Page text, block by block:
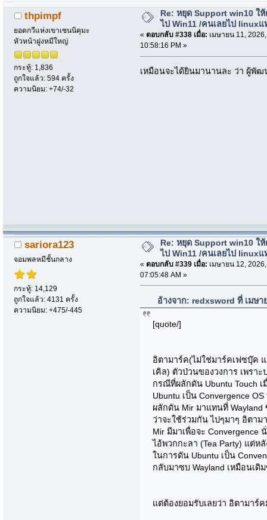
thpimpf
ยอดกวีแห่งเขาเซนนิคุมะ
หัวหน้าฝูงหมีใหญ่
กระทู้: 1,836
ถูกใจแล้ว: 594 ครั้ง
ความนิยม: +74/-32
Re: หยุด Support win10 ใ
ไป Win11 /คนเลยไป linuxแ
« ตอบกลับ #338 เมื่อ: เมษายน 11, 2026,
10:58:16 PM »
เหมือนจะได้ยินมานานละ ว่า ผู้พัฒ
sariora123
จอมพลหมีชั้นกลาง
กระทู้: 14,129
ถูกใจแล้ว: 4131 ครั้ง
ความนิยม: +475/-445
Re: หยุด Support win10 ใ
ไป Win11 /คนเลยไป linuxแ
« ตอบกลับ #339 เมื่อ: เมษายน 12, 2026,
07:05:48 AM »
อ้างจาก: redxsword ที่ เมษา
[quote/]
อิตามาร์ค(ไม่ใช่มาร์คเฟซบุ๊ค
เคิล) ตัวป่วนของวงการ เพรา
กรณีที่ผลักดัน Ubuntu Touch
Ubuntu เป็น Convergence
ผลักดัน Mir มาแทนที่ Wayland
ว่าจะใช้ร่วมกัน ไปๆมาๆ อิตา
Mir มีมาเพื่อจะ
ไอ้พวกกะลา (Tea Party) แต่ห
ในการดัน Ubuntu เป็น
กลับมาซบ Wayland เหมือนเดิ
แต่ต้องยอมรับเลยว่า อิตามาร์